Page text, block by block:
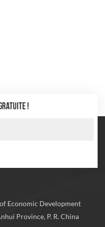
!
Economic Development
Province, P. R. China